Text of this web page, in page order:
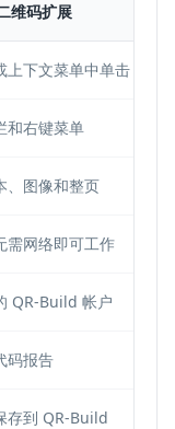
维码扩展
上下文菜单中单击
和右键菜单
、图像和整页
需网络即可工作
QR-Build 帐户
码报告
存到 QR-Build